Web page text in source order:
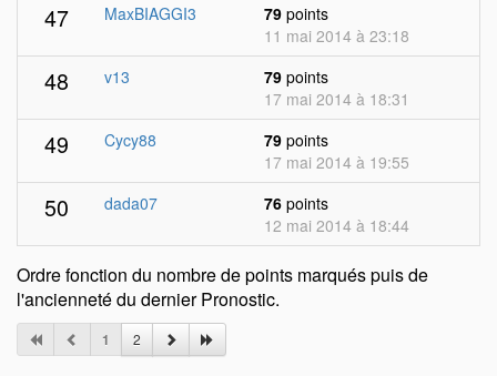
47 MaxBIAGGI3 79 points
11 mai 2014 à 23:18
48 v13 79 points
17 mai 2014 à 18:31
49 Cycy88 79 points
17 mai 2014 à 19:55
50 dada07 76 points
12 mai 2014 à 18:44
Ordre fonction du nombre de points marqués puis de
l'ancienneté du dernier Pronostic.
1 2